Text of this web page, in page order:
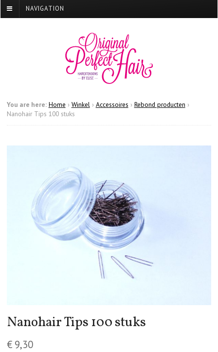
NAVIGATION
You are here: Home › Winkel › Accessoires › Rebond producten ›
Nanohair Tips 100 stuks
Nanohair Tips 100 stuks
€9,30